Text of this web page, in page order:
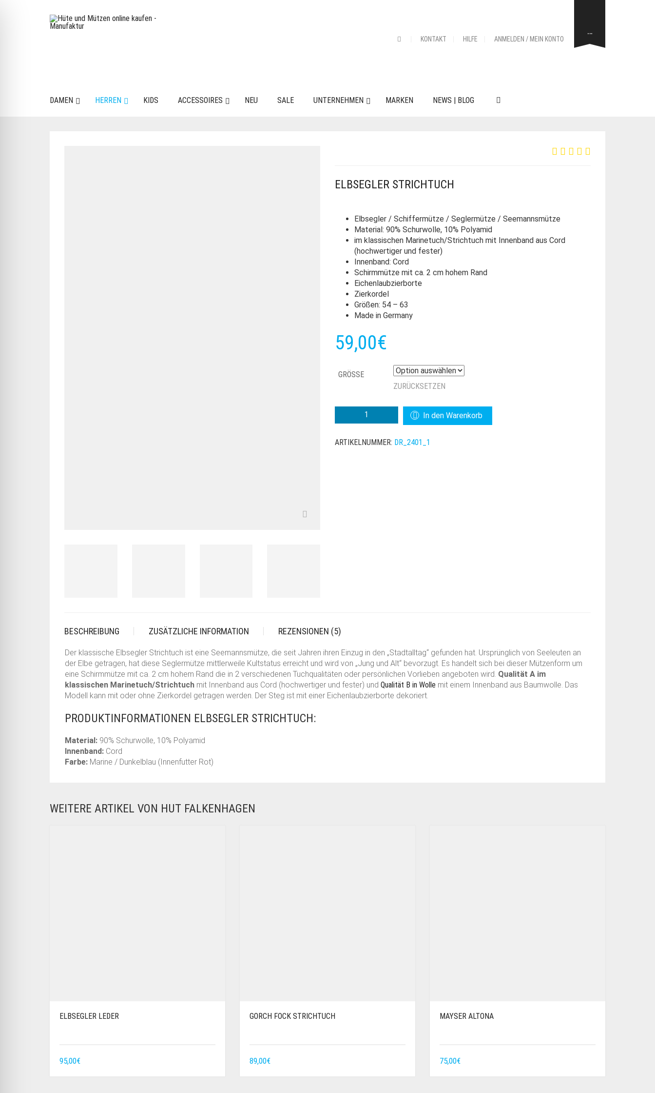
KONTAKT HILFE ANMELDEN / MEIN KONTO
…
DAMEN HERREN KIDS ACCESSOIRES NEU SALE UNTERNEHMEN MARKEN NEWS | BLOG
ELBSEGLER STRICHTUCH
Elbsegler / Schiffermütze / Seglermütze / Seemannsmütze
Material: 90% Schurwolle, 10% Polyamid
im klassischen Marinetuch/Strichtuch mit Innenband aus Cord
(hochwertiger und fester)
Innenband: Cord
Schirmmütze mit ca. 2 cm hohem Rand
Eichenlaubzierborte
Zierkordel
Größen: 54 – 63
Made in Germany
59,00€
GRÖSSE
ZURÜCKSETZEN
ELBSEGLER
STRICHTUCH
In den Warenkorb
ARTIKELNUMMER: DR_2401_1
BESCHREIBUNG ZUSÄTZLICHE INFORMATION REZENSIONEN (5)
Der klassische Elbsegler Strichtuch ist eine Seemannsmütze, die seit Jahren ihren Einzug in den „Stadtalltag“ gefunden hat. Ursprünglich von Seeleuten an
der Elbe getragen, hat diese Seglermütze mittlerweile Kultstatus erreicht und wird von „Jung und Alt“ bevorzugt. Es handelt sich bei dieser Mützenform um
eine Schirmmütze mit ca. 2 cm hohem Rand die in 2 verschiedenen Tuchqualitäten oder persönlichen Vorlieben angeboten wird. Qualität A im
klassischen Marinetuch/Strichtuch mit Innenband aus Cord (hochwertiger und fester) und Qualität B in Wolle mit einem Innenband aus Baumwolle. Das
Modell kann mit oder ohne Zierkordel getragen werden. Der Steg ist mit einer Eichenlaubzierborte dekoriert.
PRODUKTINFORMATIONEN ELBSEGLER STRICHTUCH:
Material: 90% Schurwolle, 10% Polyamid
Innenband: Cord
Farbe: Marine / Dunkelblau (Innenfutter Rot)
WEITERE ARTIKEL VON HUT FALKENHAGEN
ELBSEGLER LEDER
95,00€
GORCH FOCK STRICHTUCH
89,00€
MAYSER ALTONA
75,00€